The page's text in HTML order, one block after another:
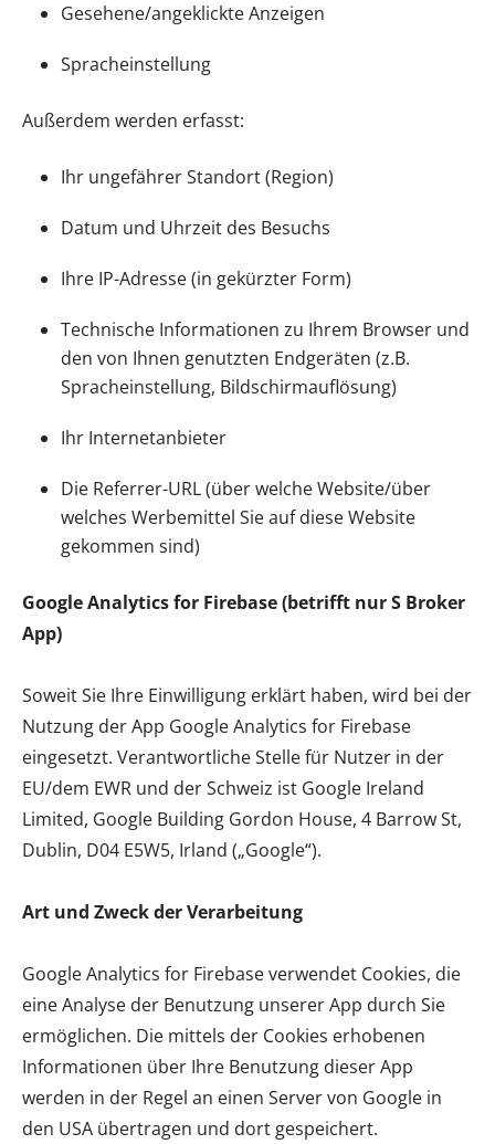
Gesehene/angeklickte Anzeigen
Spracheinstellung
Außerdem werden erfasst:
Ihr ungefährer Standort (Region)
Datum und Uhrzeit des Besuchs
Ihre IP-Adresse (in gekürzter Form)
Technische Informationen zu Ihrem Browser und
den von Ihnen genutzten Endgeräten (z.B.
Spracheinstellung, Bildschirmauflösung)
Ihr Internetanbieter
Die Referrer-URL (über welche Website/über
welches Werbemittel Sie auf diese Website
gekommen sind)
Google Analytics for Firebase (betrifft nur S Broker
App)
Soweit Sie Ihre Einwilligung erklärt haben, wird bei der
Nutzung der App Google Analytics for Firebase
eingesetzt. Verantwortliche Stelle für Nutzer in der
EU/dem EWR und der Schweiz ist Google Ireland
Limited, Google Building Gordon House, 4 Barrow St,
Dublin, D04 E5W5, Irland („Google“).
Art und Zweck der Verarbeitung
Google Analytics for Firebase verwendet Cookies, die
eine Analyse der Benutzung unserer App durch Sie
ermöglichen. Die mittels der Cookies erhobenen
Informationen über Ihre Benutzung dieser App
werden in der Regel an einen Server von Google in
den USA übertragen und dort gespeichert.